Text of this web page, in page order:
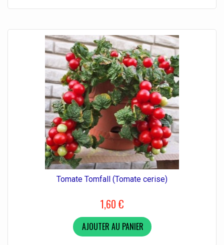
Tomate Tomfall (Tomate cerise)
1,60 €
AJOUTER AU PANIER